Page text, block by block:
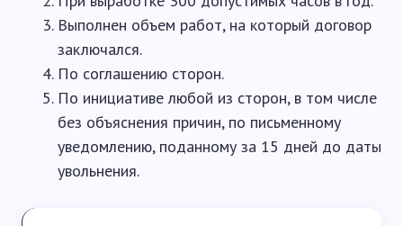
Выполнен объем работ, на который договор
заключался.
По соглашению сторон.
По инициативе любой из сторон, в том числе
без объяснения причин, по письменному
уведомлению, поданному за 15 дней до даты
увольнения.